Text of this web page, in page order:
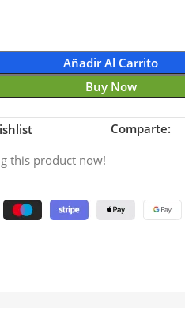
Añadir Al Carrito
Buy Now
Comparte:
this product now!